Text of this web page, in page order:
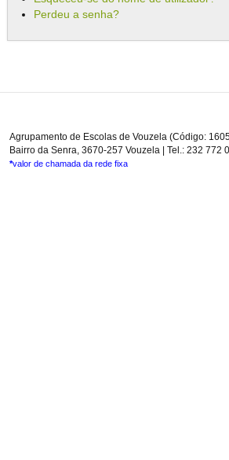
Perdeu a senha?
Agrupamento de Escolas de Vouzela (Código:
Bairro da Senra, 3670-257 Vouzela | Tel.: 232 772
*valor de chamada da rede fixa